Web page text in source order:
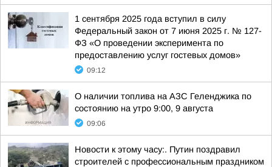
1 сентября 2025 года вступил в силу
Федеральный закон от 7 июня 2025 г. № 127-
ФЗ «О проведении эксперимента по
предоставлению услуг гостевых домов»
09:12
О наличии топлива на АЗС Геленджика по
состоянию на утро 9:00, 9 августа
09:06
Новости к этому часу:. Путин поздравил
строителей с профессиональным праздником